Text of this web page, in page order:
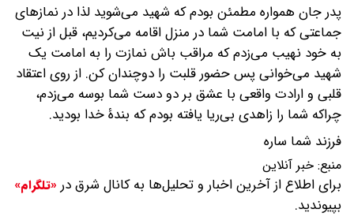
پدر جان همواره مطمئن بودم که شهید می‌شوید لذا در نمازهای
جماعتی که با امامت شما در منزل اقامه می‌کردیم، قبل از نیت
به خود نهیب می‌زدم که مراقب باش نمازت را به امامت یک
شهید می‌خوانی پس حضور قلبت را دوچندان کن. از روی اعتقاد
قلبی و ارادت واقعی با عشق بر دو دست شما بوسه می‌زدم،
چراکه شما را زاهدی بی‌ریا یافته بودم که بندۀ خدا بودید.
فرزند شما ساره
منبع: خبر آنلاین
برای اطلاع از آخرین اخبار و تحلیل‌ها به کانال شرق در «تلگرام»
بپیوندید.